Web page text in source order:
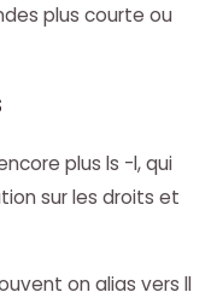
plus courte ou
plus ls -l, qui
sur les droits et
on alias vers ll